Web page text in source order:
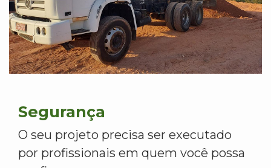
Segurança
O seu projeto precisa ser executado
por profissionais em quem você possa